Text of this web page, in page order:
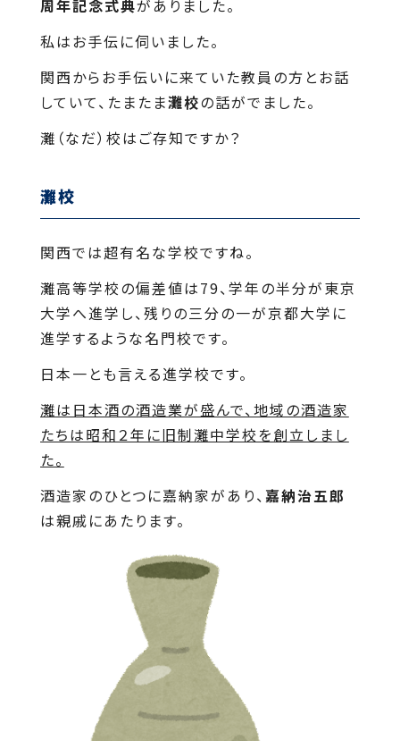
周年記念式典がありました。
私はお手伝に伺いました。
関西からお手伝いに来ていた教員の方とお話
していて、たまたま灘校の話がでました。
灘（なだ）校はご存知ですか？
灘校
関西では超有名な学校ですね。
灘高等学校の偏差値は79、学年の半分が東京
大学へ進学し、残りの三分の一が京都大学に
進学するような名門校です。
日本一とも言える進学校です。
灘は日本酒の酒造業が盛んで、地域の酒造家
たちは昭和２年に旧制灘中学校を創立しまし
た。
酒造家のひとつに嘉納家があり、 嘉納治五郎
は親戚にあたります。